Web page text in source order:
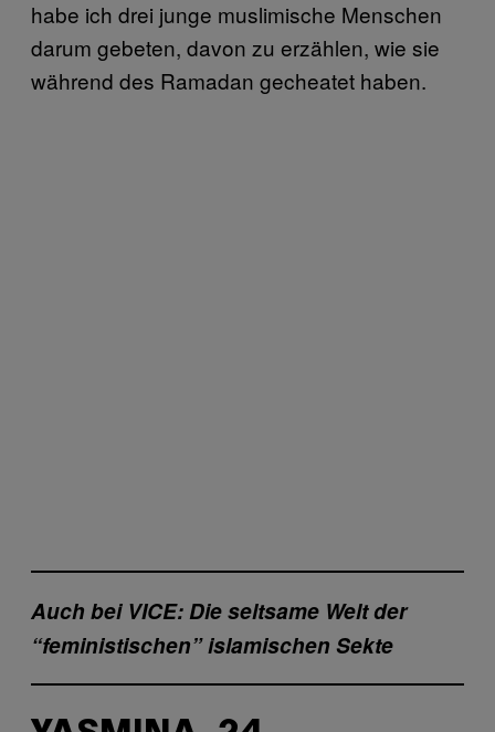
habe ich drei junge muslimische Menschen
darum gebeten, davon zu erzählen, wie sie
während des Ramadan gecheatet haben.
Auch bei VICE: Die seltsame Welt der
“feministischen” islamischen Sekte